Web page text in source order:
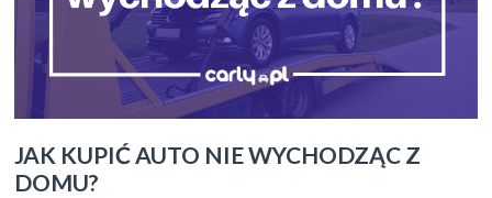
JAK KUPIĆ AUTO NIE WYCHODZĄC Z
DOMU?